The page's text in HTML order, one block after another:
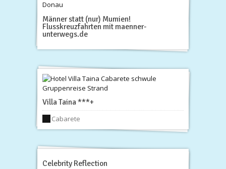
Männer statt (nur) Mumien!
Flusskreuzfahrten mit maenner-
unterwegs.de
Villa Taina ***+
Cabarete
Celebrity Reflection